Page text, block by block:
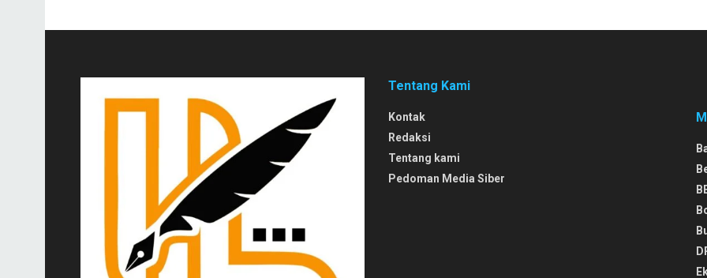
Tentang Kami
Kontak
Redaksi
Tentang kami
Pedoman Media Siber